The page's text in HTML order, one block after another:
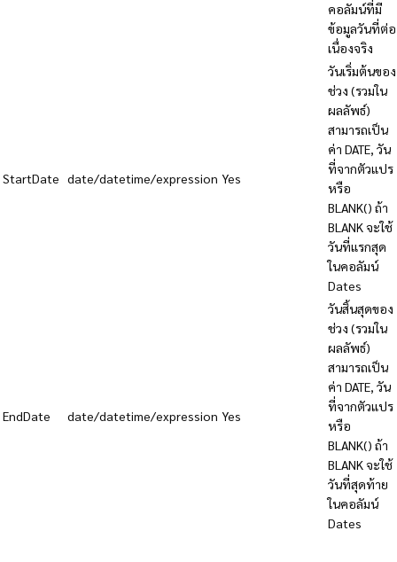
คอลัมน์ที่มี
ข้อมูลวันที่ต่อ
เนื่องจริง
StartDate date/datetime/expression Yes
วันเริ่มต้นของ
ช่วง (รวมใน
ผลลัพธ์)
สามารถเป็น
ค่า DATE, วัน
ที่จากตัวแปร
หรือ
BLANK() ถ้า
BLANK จะใช้
วันที่แรกสุด
ในคอลัมน์
Dates
EndDate date/datetime/expression Yes
วันสิ้นสุดของ
ช่วง (รวมใน
ผลลัพธ์)
สามารถเป็น
ค่า DATE, วัน
ที่จากตัวแปร
หรือ
BLANK() ถ้า
BLANK จะใช้
วันที่สุดท้าย
ในคอลัมน์
Dates